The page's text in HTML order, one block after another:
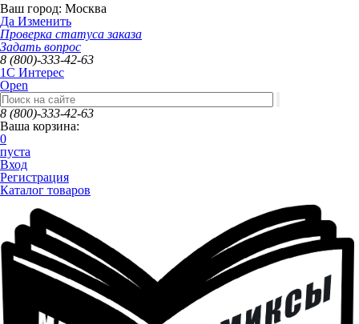
Ваш город: Москва
Да Изменить
Проверка статуса заказа
Задать вопрос
8 (800)-333-42-63
1C Интерес
Open
8 (800)-333-42-63
Ваша корзина:
0
пуста
Вход
Регистрация
Каталог товаров